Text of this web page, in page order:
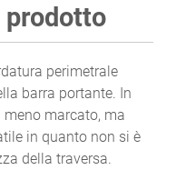
perimetrale
barra portante. In
marcato, ma
in quanto non si è
della traversa.